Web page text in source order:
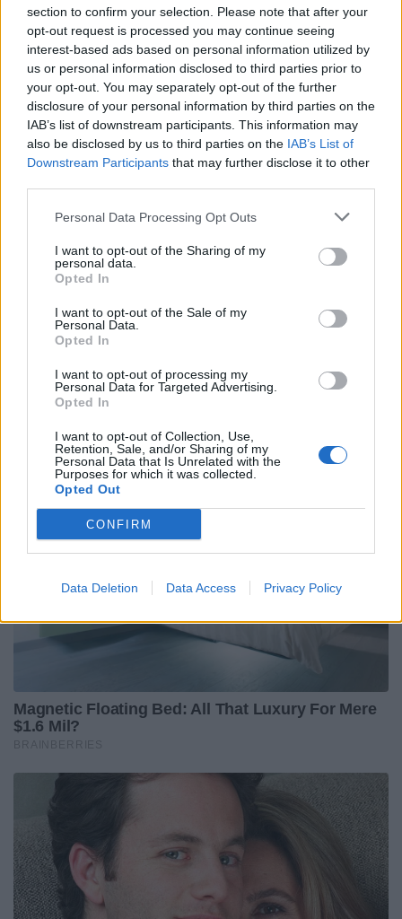
section to confirm your selection. Please note that after your
opt-out request is processed you may continue seeing
interest-based ads based on personal information utilized by
us or personal information disclosed to third parties prior to
your opt-out. You may separately opt-out of the further
disclosure of your personal information by third parties on the
IAB’s list of downstream participants. This information may
also be disclosed by us to third parties on the IAB’s List of
Downstream Participants that may further disclose it to other
Personal Data Processing Opt Outs
I want to opt-out of the Sharing of my
personal data.
Opted In
I want to opt-out of the Sale of my
Personal Data.
Opted In
I want to opt-out of processing my
Personal Data for Targeted Advertising.
Opted In
I want to opt-out of Collection, Use,
Retention, Sale, and/or Sharing of my
Personal Data that Is Unrelated with the
Purposes for which it was collected.
Opted Out
CONFIRM
Data Deletion Data Access Privacy Policy
10. Enzo Hervé : 3/10
9. Ben White : 3/10
8. Selevasio Tolofua : 5,5/10
7. Jules Coulon : 4/10
5. David Ribbans : 4,5/10
4. Yannick Youyoutte : 4/10
2. Gianmarco Lucchesi : 6,5/10
1. Jean-Baptiste Gros : 5/10